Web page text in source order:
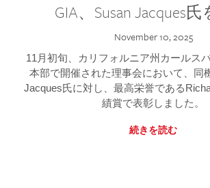
GIA、Susan Jacques
November 10, 2025
11月初旬、カリフォルニア州カールス
本部で開催された理事会において、同
Jacques氏に対し、最高栄誉である
績賞で表彰しました。
続きを読む